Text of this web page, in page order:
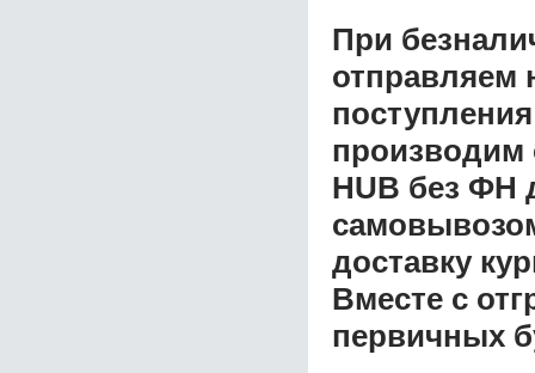
При
отправляем
производим
HUB без
доставку
Вместе с
первичных